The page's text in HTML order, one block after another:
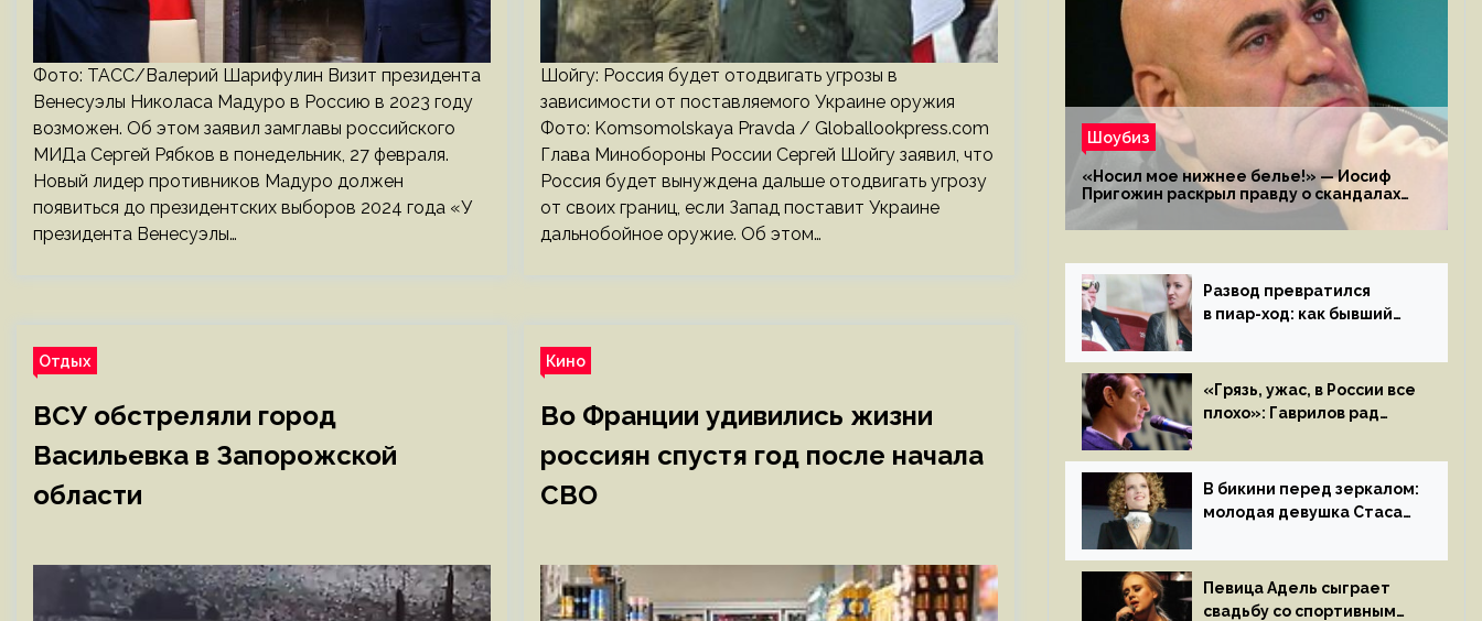
Фото: ТАСС/Валерий Шарифулин Визит президента
Венесуэлы Николаса Мадуро в Россию в 2023 году
возможен. Об этом заявил замглавы российского
МИДа Сергей Рябков в понедельник, 27 февраля.
Новый лидер противников Мадуро должен
появиться до президентских выборов 2024 года «У
президента Венесуэлы…
Шойгу: Россия будет отодвигать угрозы в
зависимости от поставляемого Украине оружия
Фото: Komsomolskaya Pravda / Globallookpress.com
Глава Минобороны России Сергей Шойгу заявил, что
Россия будет вынуждена дальше отодвигать угрозу
от своих границ, если Запад поставит Украине
дальнобойное оружие. Об этом…
Отдых
ВСУ обстреляли город
Васильевка в Запорожской
области
Кино
Во Франции удивились жизни
россиян спустя год после начала
СВО
Шоубиз
«Носил мое нижнее белье!» — Иосиф
Пригожин раскрыл правду о скандалах
с мужем своей экс-жены
Развод превратился
в пиар-ход: как бывший
популярной
«Грязь, ужас, в России все
плохо»: Гаврилов рад
иноагентов
В бикини перед зеркалом:
молодая девушка Стаса
на камеру
Певица Адель сыграет
свадьбу со спортивным